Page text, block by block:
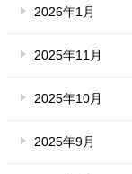
2026年1月
2025年11月
2025年10月
2025年9月